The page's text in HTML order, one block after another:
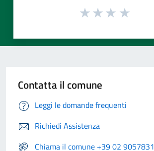
Contatta il comune
Leggi le domande frequenti
Richiedi Assistenza
Chiama il comune +39 02 9057831